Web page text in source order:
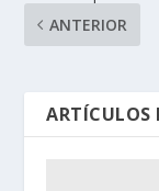
ANTERIOR
ARTÍCULOS